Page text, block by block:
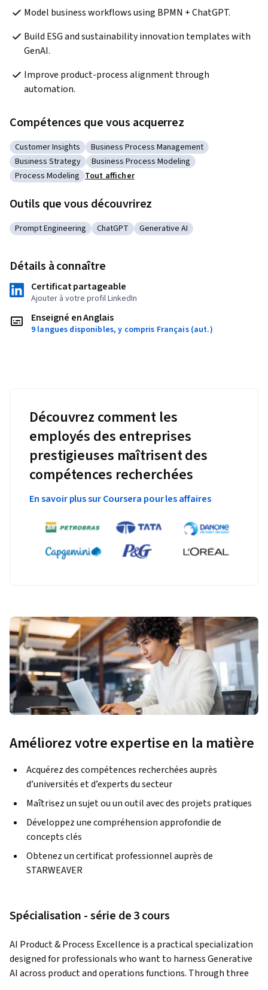
Model business workflows using BPMN + ChatGPT.
Build ESG and sustainability innovation templates with
GenAI.
Improve product-process alignment through
automation.
Compétences que vous acquerrez
Catégorie : Customer Insights
Customer Insights Catégorie : Business Process Management
Business Process Management
Catégorie : Business Strategy
Business Strategy Catégorie : Business Process Modeling
Business Process Modeling
Catégorie : Process Modeling
Process Modeling Tout afficher
Outils que vous découvrirez
Catégorie : Prompt Engineering
Prompt Engineering Catégorie : ChatGPT
ChatGPT Catégorie : Generative AI
Generative AI
Détails à connaître
Certificat partageable
Ajouter à votre profil LinkedIn
Enseigné en Anglais
9 langues disponibles, y compris Français (aut.)
Découvrez comment les
employés des entreprises
prestigieuses maîtrisent des
compétences recherchées
En savoir plus sur Coursera pour les affaires
Améliorez votre expertise en la matière
Acquérez des compétences recherchées auprès
d’universités et d’experts du secteur
Maîtrisez un sujet ou un outil avec des projets pratiques
Développez une compréhension approfondie de
concepts clés
Obtenez un certificat professionnel auprès de
STARWEAVER
Spécialisation - série de 3 cours
AI Product & Process Excellence is a practical specialization
designed for professionals who want to harness Generative
AI across product and operations functions. Through three